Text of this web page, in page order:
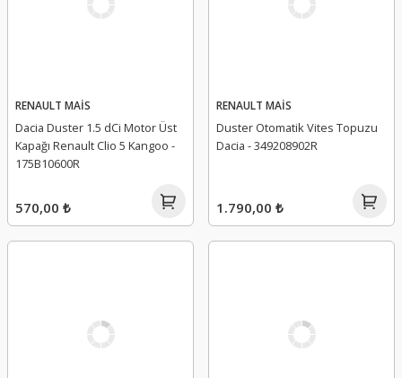
RENAULT MAİS
Dacia Duster 1.5 dCi Motor Üst
Kapağı Renault Clio 5 Kangoo -
175B10600R
570,00 ₺
RENAULT MAİS
Duster Otomatik Vites Topuzu
Dacia - 349208902R
1.790,00 ₺